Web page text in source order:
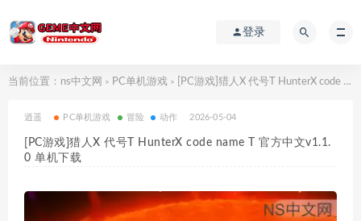
登录
当前位置： ns中文网 > PC单机游戏 > [PC游戏]猎人X 代号T HunterX code name T 官方中文v1.1.0 单机下载
逍遥 PC单机游戏 冒险 动作 2026-05-04
[PC游戏]猎人X 代号T HunterX code name T 官方中文v1.1.
0 单机下载